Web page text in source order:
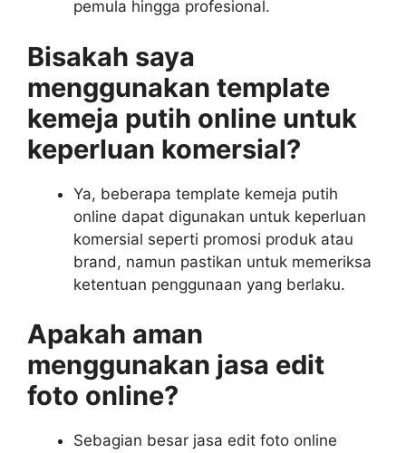
pemula hingga profesional.
Bisakah saya
menggunakan template
kemeja putih online untuk
keperluan komersial?
Ya, beberapa template kemeja putih
online dapat digunakan untuk keperluan
komersial seperti promosi produk atau
brand, namun pastikan untuk memeriksa
ketentuan penggunaan yang berlaku.
Apakah aman
menggunakan jasa edit
foto online?
Sebagian besar jasa edit foto online